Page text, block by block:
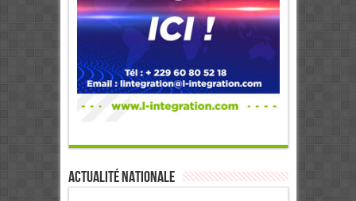
Actualité Nationale